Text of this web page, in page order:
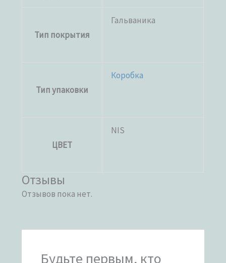
Тип покрытия
Гальваника
Тип упаковки
Коробка
ЦВЕТ
NIS
Отзывы
Отзывов пока нет.
Будьте первым, кто